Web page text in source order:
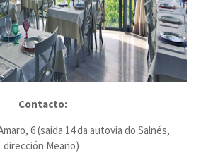
Contacto:
6 (saída 14 da autovía do Salnés,
dirección Meaño)